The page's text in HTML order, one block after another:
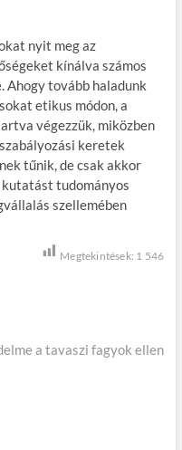
nyit meg az
kínálva számos
Ahogy tovább haladunk
etikus módon, a
végezzük, miközben
keretek
tűnik, de csak akkor
tudományos
szellemében
Megtekintések: 1 546
a tavaszi fagyok ellen